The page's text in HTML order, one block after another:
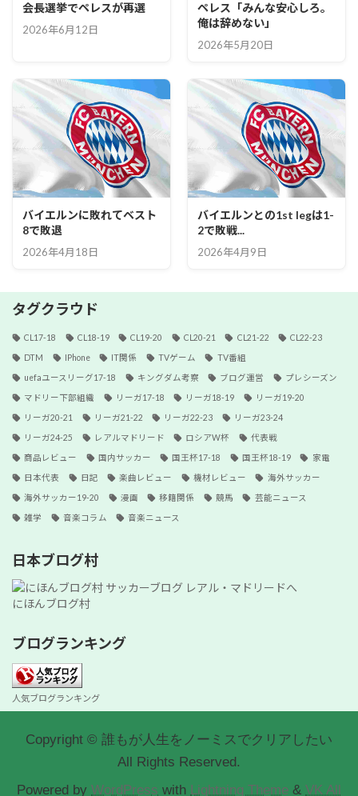
会長選挙でペレスが再選
2026年6月12日
ペレス「みんな安心しろ。
俺は辞めない」
2026年5月20日
バイエルンに敗れてベスト
8で敗退
2026年4月18日
バイエルンとの1st legは1-
2で敗戦...
2026年4月9日
タグクラウド
CL17-18 CL18-19 CL19-20 CL20-21 CL21-22 CL22-23
DTM IPhone IT関係 TVゲーム TV番組
uefaユースリーグ17-18 キングダム考察 ブログ運営 プレシーズン
マドリー下部組織 リーガ17-18 リーガ18-19 リーガ19-20
リーガ20-21 リーガ21-22 リーガ22-23 リーガ23-24
リーガ24-25 レアルマドリード ロシアW杯 代表戦
商品レビュー 国内サッカー 国王杯17-18 国王杯18-19 家電
日本代表 日記 楽曲レビュー 機材レビュー 海外サッカー
海外サッカー19-20 漫画 移籍関係 競馬 芸能ニュース
雑学 音楽コラム 音楽ニュース
日本ブログ村
にほんブログ村
ブログランキング
人気ブログランキング
Copyright © 誰もが人生をノーミスでクリアしたい
All Rights Reserved.
Powered by WordPress with Lightning Theme & VK All